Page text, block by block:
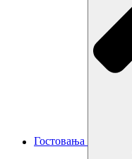
Гостовања